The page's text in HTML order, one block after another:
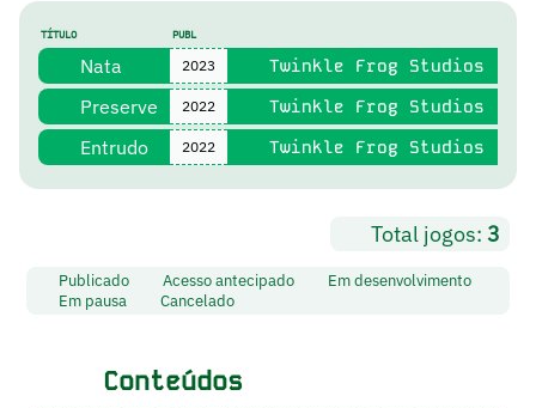
TÍTULO PUBL
Nata 2023 Twinkle Frog Studios
Preserve 2022 Twinkle Frog Studios
Entrudo 2022 Twinkle Frog Studios
Total jogos: 3
Publicado Acesso antecipado
Em desenvolvimento
Em pausa
Cancelado
Conteúdos